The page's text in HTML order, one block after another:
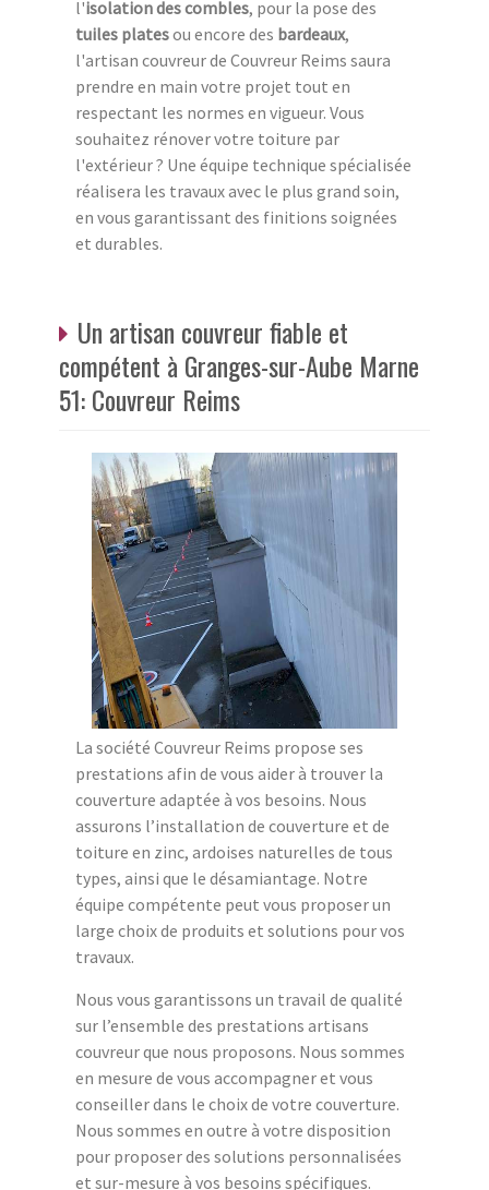
l'isolation des combles, pour la pose des
tuiles platesou encore des bardeaux,
l'artisan couvreur de Couvreur Reims saura
prendre en main votre projet tout en
respectant les normes en vigueur. Vous
souhaitez rénover votre toiture par
l'extérieur ? Une équipe technique spécialisée
réalisera les travaux avec le plus grand soin,
en vous garantissant des finitions soignées
et durables.
Un artisan couvreur fiable et
compétent à Granges-sur-Aube Marne
51: Couvreur Reims
La société Couvreur Reims propose ses
prestations afin de vous aider à trouver la
couverture adaptée à vos besoins. Nous
assurons l’installation de couverture et de
toiture en zinc, ardoises naturelles de tous
types, ainsi que le désamiantage. Notre
équipe compétente peut vous proposer un
large choix de produits et solutions pour vos
travaux.
Nous vous garantissons un travail de qualité
sur l’ensemble des prestations artisans
couvreur que nous proposons. Nous sommes
en mesure de vous accompagner et vous
conseiller dans le choix de votre couverture.
Nous sommes en outre à votre disposition
pour proposer des solutions personnalisées
et sur-mesure à vos besoins spécifiques.